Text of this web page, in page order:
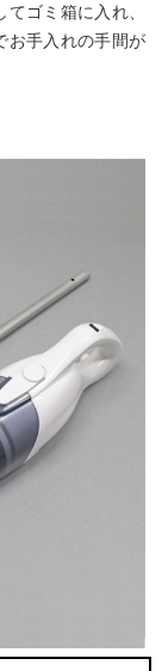
ゴミ箱に入れ、
お手入れの手間が